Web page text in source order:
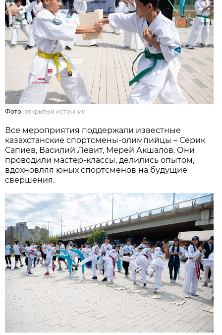
Фото:открытый источник
Все мероприятия поддержали известные
казахстанские спортсмены-олимпийцы – Серик
Сапиев, Василий Левит, Мерей Акшалов. Они
проводили мастер-классы, делились опытом,
вдохновляя юных спортсменов на будущие
свершения.